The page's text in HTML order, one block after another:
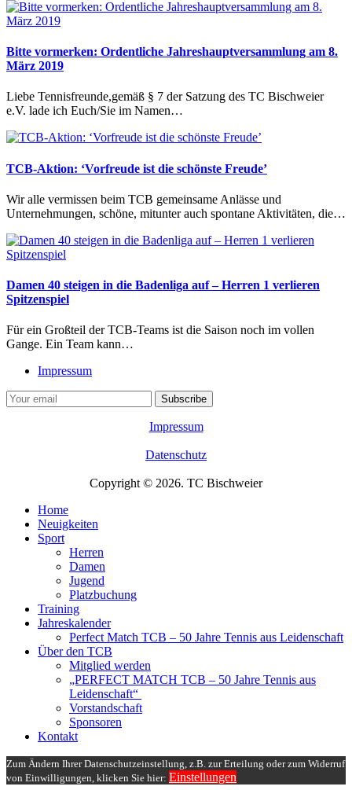
Bitte vormerken: Ordentliche Jahreshauptversammlung am 8.
März 2019
Liebe Tennisfreunde,gemäß § 7 der Satzung des TC Bischweier
e.V. lade ich Euch/Sie im Namen…
TCB-Aktion: ‘Vorfreude ist die schönste Freude’
Wir alle vermissen beim TCB gemeinsame Anlässe und
Unternehmungen, schöne, mitunter auch spontane Aktivitäten, die…
Damen 40 steigen in die Badenliga auf – Herren 1 verlieren
Spitzenspiel
Für ein Großteil der TCB-Teams ist die Saison noch im vollen
Gange. Ein Team kann…
Impressum
Impressum
Datenschutz
Copyright © 2026. TC Bischweier
Home
Neuigkeiten
Sport
Herren
Damen
Jugend
Platzbuchung
Training
Jahreskalender
Perfect Match TCB – 50 Jahre Tennis aus Leidenschaft
Über den TCB
Mitglied werden
„PERFECT MATCH TCB – 50 Jahre Tennis aus
Leidenschaft“
Vorstandschaft
Sponsoren
Kontakt
Zum Ändern Ihrer Datenschutzeinstellung, z.B. zur Erteilung oder zum Widerruf
von Einwilligungen, klicken Sie hier: Einstellungen